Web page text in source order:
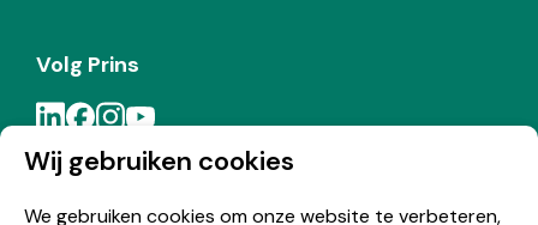
Wij gebruiken cookies
We gebruiken cookies om onze website te verbeteren,
Volg Prins
Meld je aan voor de Prins nieuwsbrief